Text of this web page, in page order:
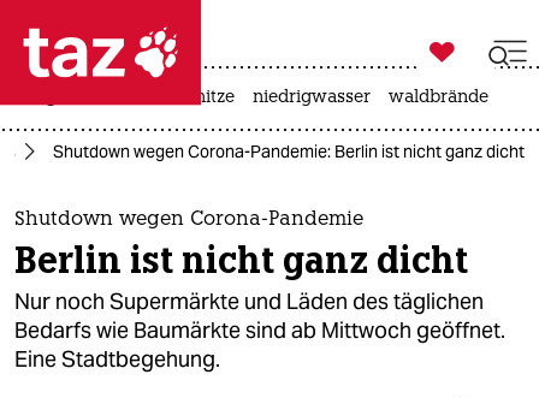
 taz zahl ich
taz zahl ich
themen
politik
öko
gesellschaft

taz zahl ich
hitze niedrigwasser waldbrände
Shutdown wegen Corona-Pandemie: Berlin ist nicht ganz dicht
Shutdown wegen Corona-Pandemie
Berlin ist nicht ganz dicht
Nur noch Supermärkte und Läden des täglichen
Bedarfs wie Baumärkte sind ab Mittwoch geöffnet.
Eine Stadtbegehung.